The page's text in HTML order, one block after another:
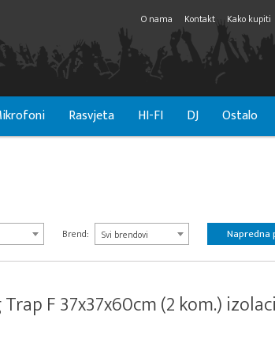
O nama Kontakt Kako kupiti
Rasvjeta HI-FI DJ Ostalo
Brend: Svi brendovi Napredna
F 37x37x60cm (2 kom.)